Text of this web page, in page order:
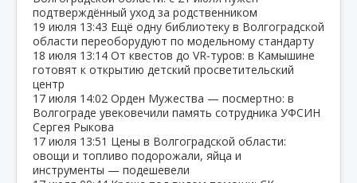
подтверждённый уход за родственником
19 июля 13:43 Ещё одну библиотеку в Волгоградской
области переоборудуют по модельному стандарту
18 июля 13:14 От квестов до VR‑туров: в Камышине
готовят к открытию детский просветительский
центр
17 июля 14:02 Орден Мужества — посмертно: в
Волгограде увековечили память сотрудника УФСИН
Сергея Рыкова
17 июля 13:51 Цены в Волгоградской области:
овощи и топливо подорожали, яйца и
инструменты — подешевели